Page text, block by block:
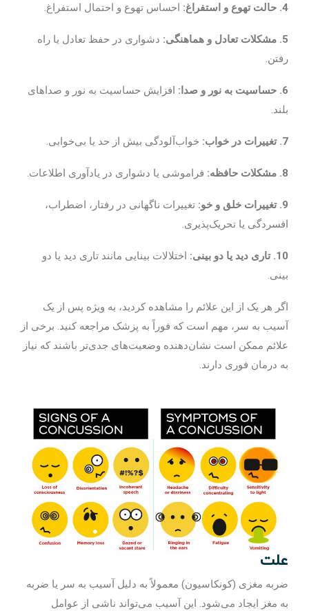
4. حالت تهوع و استفراغ: احساس تهوع و احتمال استفراغ.
5. مشکلات تعادل و هماهنگی:
دشواری در حفظ تعادل یا راه
رفتن.
6. حساسیت به نور و صدا:
افزایش حساسیت به نور و صداهای
بلند.
7. تغییرات در خواب: خواب‌آلودگی بیش از حد یا بی‌خوابی.
8. مشکلات حافظه: فراموشی یا دشواری در یادآوری اطلاعات.
9. تغییرات خلق و خو:
تغییرات ناگهانی در رفتار، اضطراب،
افسردگی یا تحریک‌پذیری.
10. تاری دید یا دو بینی:
اختلالات بینایی مانند تاری دید یا دو
بینی.
اگر هر یک از این علائم را مشاهده کردید، به ویژه پس از یک
آسیب به سر، مهم است که فوراً به پزشک مراجعه کنید. برخی از
علائم ممکن است نشان‌دهنده وضعیت‌های جدی‌تر باشند که نیاز
به درمان فوری دارند.
علت
ضربه مغزی (کونکاسیون) معمولاً به دلیل آسیب به سر یا ضربه
به مغز ایجاد می‌شود. این آسیب می‌تواند ناشی از عوامل